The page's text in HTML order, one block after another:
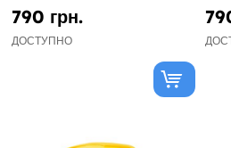
790 грн.
ДОСТУПНО